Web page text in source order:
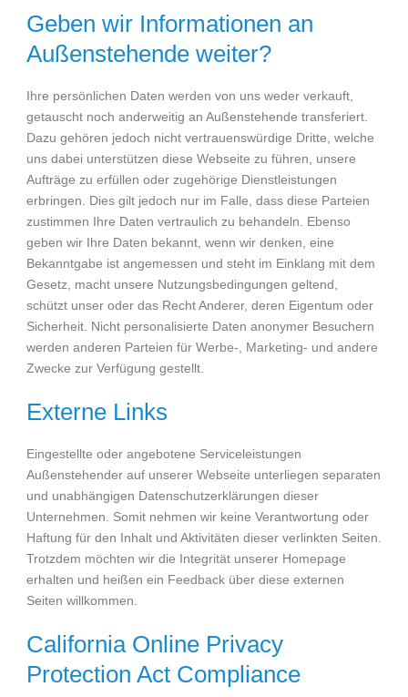
Geben wir Informationen an
Außenstehende weiter?
Ihre persönlichen Daten werden von uns weder verkauft,
getauscht noch anderweitig an Außenstehende transferiert.
Dazu gehören jedoch nicht vertrauenswürdige Dritte, welche
uns dabei unterstützen diese Webseite zu führen, unsere
Aufträge zu erfüllen oder zugehörige Dienstleistungen
erbringen. Dies gilt jedoch nur im Falle, dass diese Parteien
zustimmen Ihre Daten vertraulich zu behandeln. Ebenso
geben wir Ihre Daten bekannt, wenn wir denken, eine
Bekanntgabe ist angemessen und steht im Einklang mit dem
Gesetz, macht unsere Nutzungsbedingungen geltend,
schützt unser oder das Recht Anderer, deren Eigentum oder
Sicherheit. Nicht personalisierte Daten anonymer Besuchern
werden anderen Parteien für Werbe-, Marketing- und andere
Zwecke zur Verfügung gestellt.
Externe Links
Eingestellte oder angebotene Serviceleistungen
Außenstehender auf unserer Webseite unterliegen separaten
und unabhängigen Datenschutzerklärungen dieser
Unternehmen. Somit nehmen wir keine Verantwortung oder
Haftung für den Inhalt und Aktivitäten dieser verlinkten Seiten.
Trotzdem möchten wir die Integrität unserer Homepage
erhalten und heißen ein Feedback über diese externen
Seiten willkommen.
California Online Privacy
Protection Act Compliance